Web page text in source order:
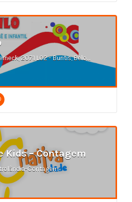
Av. Professor Mário Werneck, 2071 L02 - Buritis, Belo Horizonte
Kids – Contagem
Contagem